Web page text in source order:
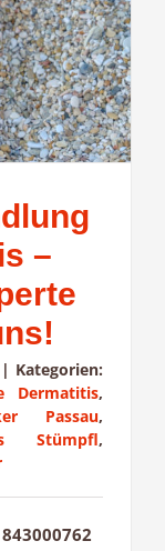
–
| Kategorien:
Dermatitis,
Passau,
Stümpfl,